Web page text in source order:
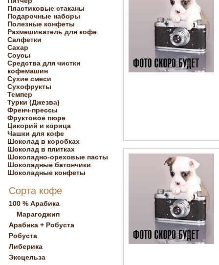
Пластиковые стаканы
Подарочные наборы
Полезные конфеты
Размешиватель для кофе
Салфетки
Сахар
Соусы
Средства для чистки
кофемашин
Сухие смеси
Сухофрукты
Темпер
Турки (Джезва)
Френч-прессы
Фруктовое пюре
Цикорий и корица
Чашки для кофе
Шоколад в коробках
Шоколад в плитках
Шоколадно-ореховые пасты
Шоколадные батончики
Шоколадные конфеты
Сорта кофе
100 % Арабика
Марагоджип
Арабика + Робуста
Робуста
Либерика
Эксцельза